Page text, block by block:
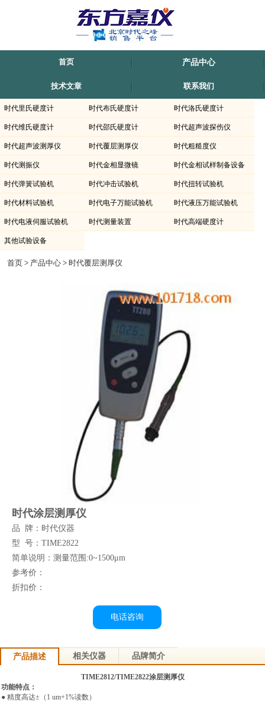
首页 产品中心
技术文章 联系我们
·时代里氏硬度计 ·时代布氏硬度计 ·时代洛氏硬度计
·时代维氏硬度计 ·时代邵氏硬度计 ·时代超声波探伤仪
·时代超声波测厚仪 ·时代覆层测厚仪 ·时代粗糙度仪
·时代测振仪 ·时代金相显微镜 ·时代金相试样制备设备
·时代弹簧试验机 ·时代冲击试验机 ·时代扭转试验机
·时代材料试验机 ·时代电子万能试验机 ·时代液压万能试验机
·时代电液伺服试验机 ·时代测量装置 ·时代高端硬度计
·其他试验设备
商北京亦庄开发区-天津滨海开发区-秦皇岛经济开发区-太原经济开发区-呼和浩特经
经济开发区-虹桥经济开发区-北京时代集团厂家官方网站漕河泾开发区-连云港开发
区-南通开发区-青岛-深圳-杭州-淮安-连云港-西安开发区-兰州开发区-西宁开发区-银
川开发区-乌鲁木齐开发区-石河子开发区-昆山--湛江-萧山-北京时代官网辽宁-淄博-宁
夏-绵阳-云南-朝阳-陕西-邯郸-邢台-保定-张家口-承德-廊坊-呼和浩特-包头-鞍山-大庆-
锦州-铁岭-盘锦-青海-北海-唐山-吉林-苏州-昆山-无锡-青岛开发区-时代仪器正品郑州
开发区-武汉开发区-长沙开发区-萝岗区开发区-广州南沙开发区-惠州大亚湾开发区-湛
江开发区-南宁开发区-重庆开发区-成都开发区-贵阳开发区-昆明开发区-拉萨开发区-
镇江-使用说明书常州-连云港-淮安-淮阴-盐城-扬州-徐州-宜兴-江阴-里氏硬度计北京-
上海-浙江-广东-河南-杭州-郑州-广州-深圳-佛山-惠州-厦门-汕头-台湾-香港-天津北京
时代仪器销售平台-西安-宝鸡-杭州-温州-常州-无锡-苏州-操作视频南京-镇江-扬州-南
通-合肥-徐州-常熟-石家庄-太原-呼和浩特-沈阳-长春-哈尔滨-南京-合肥-福州-南昌-济
南-郑州-武汉-长沙-广州-南宁-海口-成都-贵阳-昆明-拉萨-西安-兰州-西宁-售后维修银
川-乌鲁木齐-杭州-沈阳-长春-哈尔滨-济南-武汉-广州-南宁-成都-西安-大连-宁波-厦门-
南通-扬州-昆山开发区-南京开发区-粗糙度仪杭州开发区-萧山开发区-温州开发区-宁
波开发区-芜湖开发区-合肥开发区-福州开发区-福清融侨开发区-东山开发区-南昌开发
区-北京时代官方授权总代威海开发区-烟台开发区-超声波探伤仪培训金桥出口加工
区-苏州工业园-宁波大榭开发区-涂层测厚仪厦门海沧投资区-海南洋浦开发区嘉兴-湖
首页 > 产品中心 > 时代覆层测厚仪
时代涂层测厚仪
品 牌：时代仪器
型 号：TIME2822
简单说明：测量范围:0~1500μm
参考价：
折扣价：
电话咨询
产品描述 相关仪器 品牌简介
TIME2812/TIME2822涂层测厚仪
功能特点：
● 精度高达± （ 1 um+1%读数）